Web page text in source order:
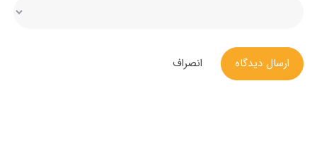
ارسال دیدگاه انصراف